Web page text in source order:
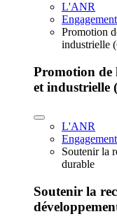
L'ANR
Promotion
industrielle
Promotion de
et industrielle
L'ANR
Soutenir la
durable
Soutenir la